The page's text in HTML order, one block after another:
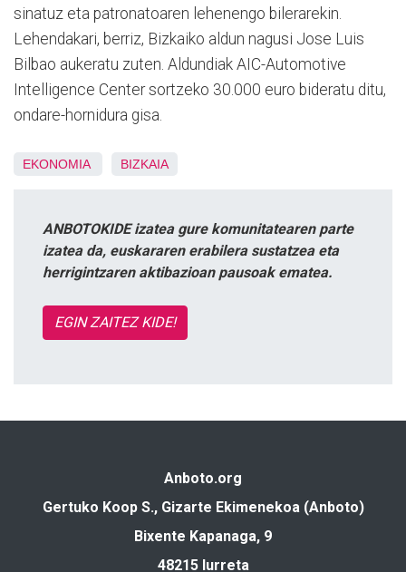
sinatuz eta patronatoaren lehenengo bilerarekin.
Lehendakari, berriz, Bizkaiko aldun nagusi Jose Luis
Bilbao aukeratu zuten. Aldundiak AIC-Automotive
Intelligence Center sortzeko 30.000 euro bideratu ditu,
ondare-hornidura gisa.
EKONOMIA BIZKAIA
ANBOTOKIDE izatea gure komunitatearen parte
izatea da, euskararen erabilera sustatzea eta
herrigintzaren aktibazioan pausoak ematea.
EGIN ZAITEZ KIDE!
Anboto.org
Gertuko Koop S., Gizarte Ekimenekoa (Anboto)
Bixente Kapanaga, 9
48215 Iurreta